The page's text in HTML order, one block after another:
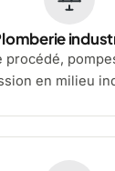
procédé,
en milieu